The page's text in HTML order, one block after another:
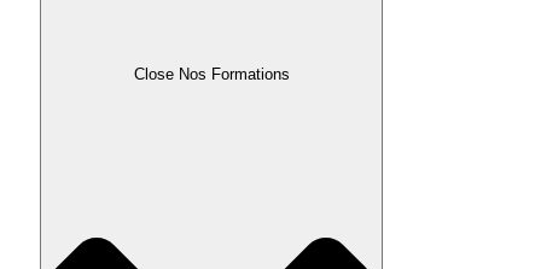
Close Nos Formations